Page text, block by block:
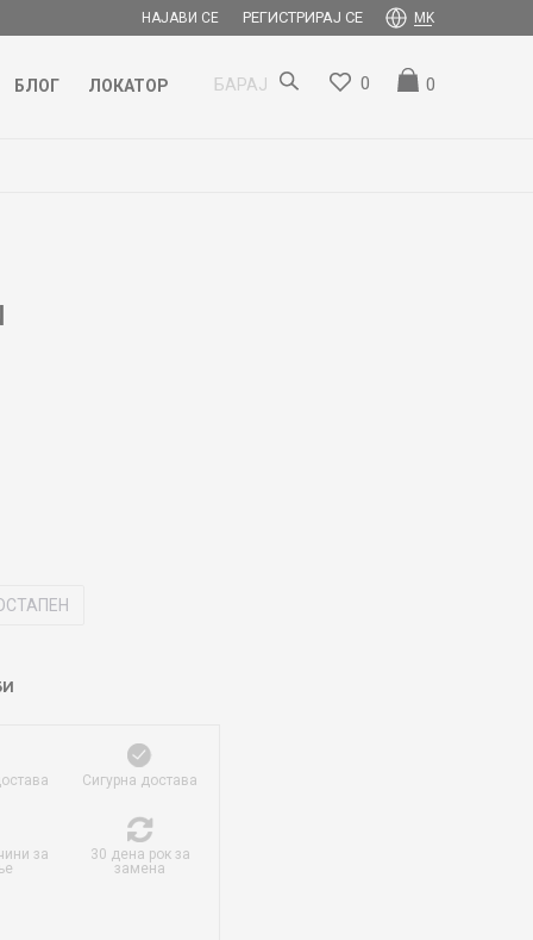
НАЈАВИ СЕ РЕГИСТРИРАЈ СЕ MK
БЛОГ ЛОКАТОР БАРАЈ 0
0
Сигурна достава
за
30 дена рок за
замена